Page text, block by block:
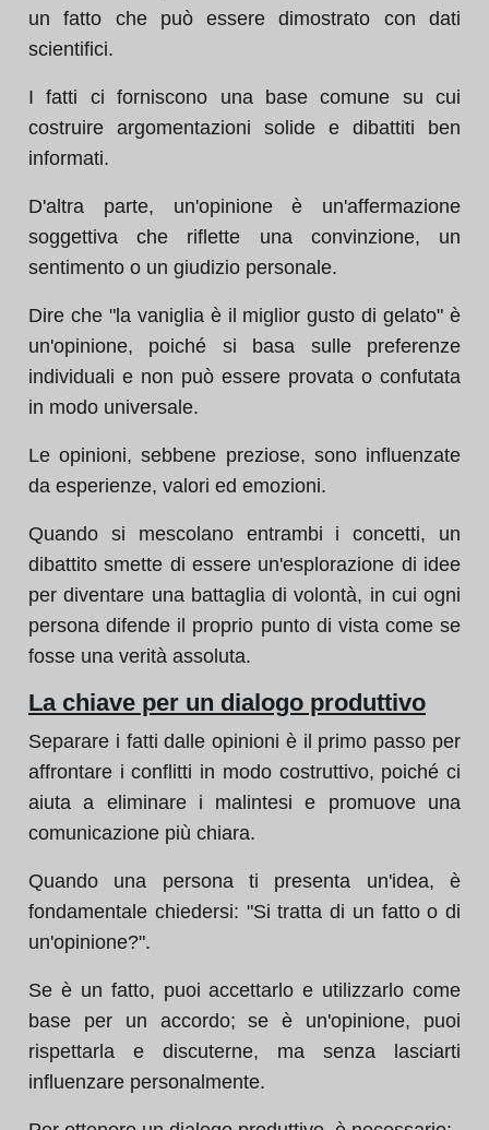
un fatto che può essere dimostrato con dati
scientifici.
I fatti ci forniscono una base comune su cui
costruire argomentazioni solide e dibattiti ben
informati.
D'altra parte, un'opinione è un'affermazione
soggettiva che riflette una convinzione, un
sentimento o un giudizio personale.
Dire che "la vaniglia è il miglior gusto di gelato" è
un'opinione, poiché si basa sulle preferenze
individuali e non può essere provata o confutata
in modo universale.
Le opinioni, sebbene preziose, sono influenzate
da esperienze, valori ed emozioni.
Quando si mescolano entrambi i concetti, un
dibattito smette di essere un'esplorazione di idee
per diventare una battaglia di volontà, in cui ogni
persona difende il proprio punto di vista come se
fosse una verità assoluta.
La chiave per un dialogo produttivo
Separare i fatti dalle opinioni è il primo passo per
affrontare i conflitti in modo costruttivo, poiché ci
aiuta a eliminare i malintesi e promuove una
comunicazione più chiara.
Quando una persona ti presenta un'idea, è
fondamentale chiedersi: "Si tratta di un fatto o di
un'opinione?".
Se è un fatto, puoi accettarlo e utilizzarlo come
base per un accordo; se è un'opinione, puoi
rispettarla e discuterne, ma senza lasciarti
influenzare personalmente.